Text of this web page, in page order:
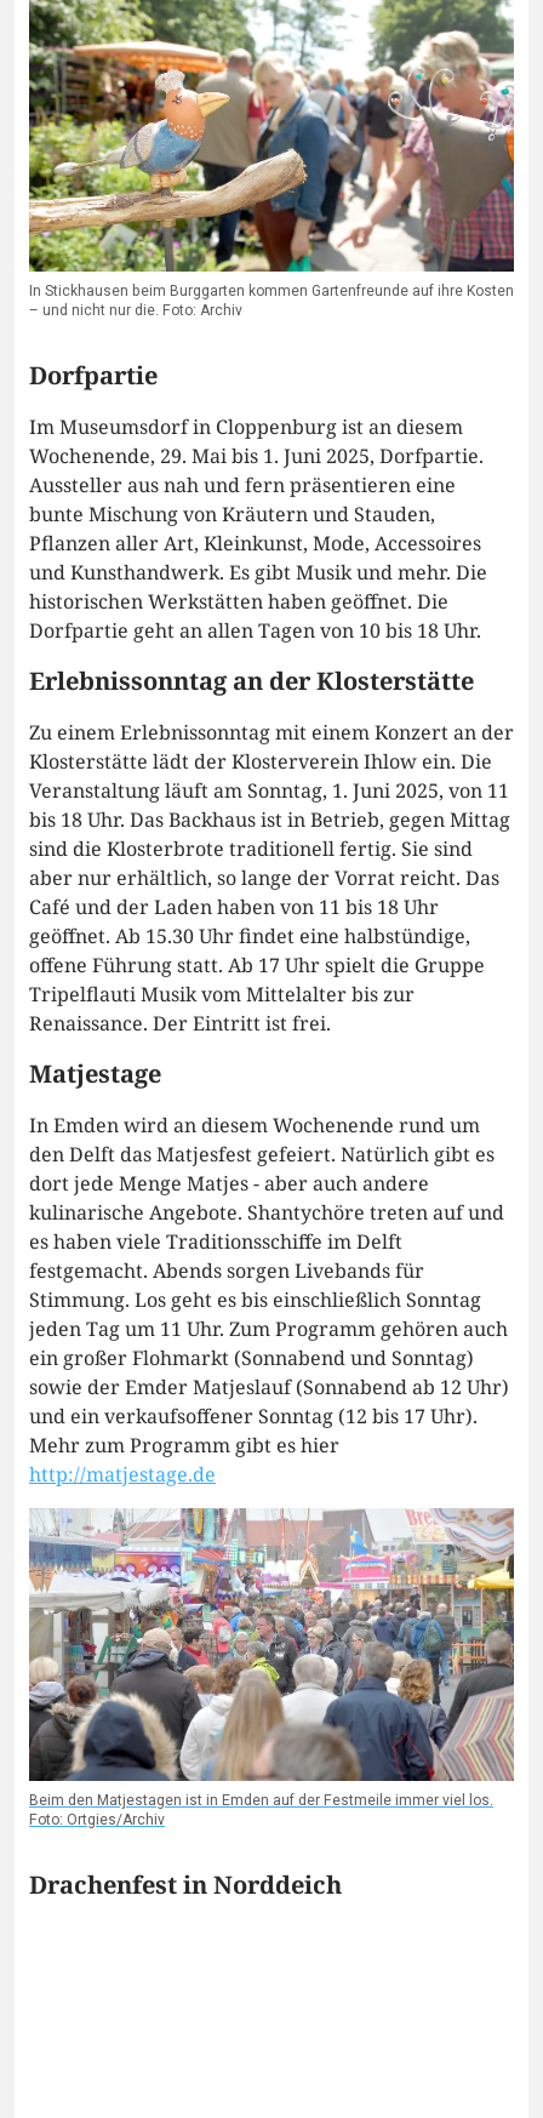
In Stickhausen beim Burggarten kommen Gartenfreunde auf ihre Kosten
– und nicht nur die. Foto: Archiv
Dorfpartie
Im Museumsdorf in Cloppenburg ist an diesem
Wochenende, 29. Mai bis 1. Juni 2025, Dorfpartie.
Aussteller aus nah und fern präsentieren eine
bunte Mischung von Kräutern und Stauden,
Pflanzen aller Art, Kleinkunst, Mode, Accessoires
und Kunsthandwerk. Es gibt Musik und mehr. Die
historischen Werkstätten haben geöffnet. Die
Dorfpartie geht an allen Tagen von 10 bis 18 Uhr.
Erlebnissonntag an der Klosterstätte
Zu einem Erlebnissonntag mit einem Konzert an der
Klosterstätte lädt der Klosterverein Ihlow ein. Die
Veranstaltung läuft am Sonntag, 1. Juni 2025, von 11
bis 18 Uhr. Das Backhaus ist in Betrieb, gegen Mittag
sind die Klosterbrote traditionell fertig. Sie sind
aber nur erhältlich, so lange der Vorrat reicht. Das
Café und der Laden haben von 11 bis 18 Uhr
geöffnet. Ab 15.30 Uhr findet eine halbstündige,
offene Führung statt. Ab 17 Uhr spielt die Gruppe
Tripelflauti Musik vom Mittelalter bis zur
Renaissance. Der Eintritt ist frei.
Matjestage
In Emden wird an diesem Wochenende rund um
den Delft das Matjesfest gefeiert. Natürlich gibt es
dort jede Menge Matjes - aber auch andere
kulinarische Angebote. Shantychöre treten auf und
es haben viele Traditionsschiffe im Delft
festgemacht. Abends sorgen Livebands für
Stimmung. Los geht es bis einschließlich Sonntag
jeden Tag um 11 Uhr. Zum Programm gehören auch
ein großer Flohmarkt (Sonnabend und Sonntag)
sowie der Emder Matjeslauf (Sonnabend ab 12 Uhr)
und ein verkaufsoffener Sonntag (12 bis 17 Uhr).
Mehr zum Programm gibt es hier
http://matjestage.de
Beim den Matjestagen ist in Emden auf der Festmeile immer viel los.
Foto: Ortgies/Archiv
Drachenfest in Norddeich